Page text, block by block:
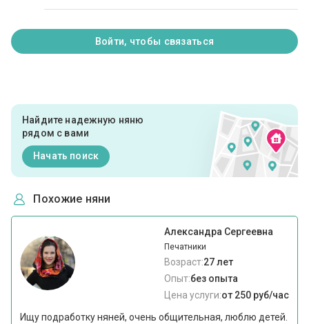
Войти, чтобы связаться
Найдите надежную няню
рядом с вами
Начать поиск
Похожие няни
Александра Сергеевна
Печатники
Возраст:27 лет
Опыт:без опыта
Цена услуги:от 250 руб/час
Ищу подработку няней, очень общительная, люблю детей.